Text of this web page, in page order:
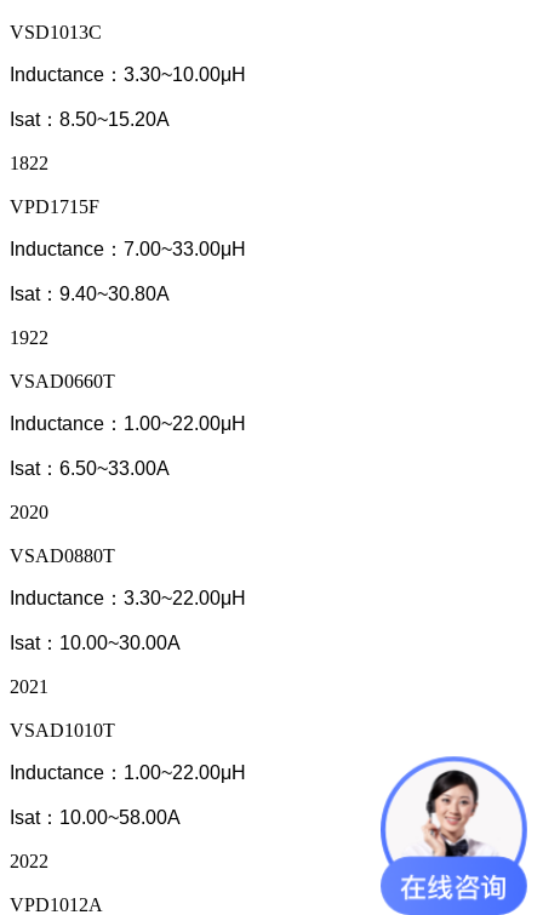
VSD1013C
Inductance：3.30~10.00μH
Isat：8.50~15.20A
1822
VPD1715F
Inductance：7.00~33.00μH
Isat：9.40~30.80A
1922
VSAD0660T
Inductance：1.00~22.00μH
Isat：6.50~33.00A
2020
VSAD0880T
Inductance：3.30~22.00μH
Isat：10.00~30.00A
2021
VSAD1010T
Inductance：1.00~22.00μH
Isat：10.00~58.00A
2022
VPD1012A